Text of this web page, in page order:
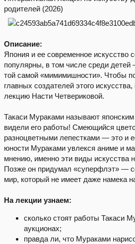
родителей (2026)
Описание:
Япония и ее современное искусство
популярны, в том числе среди детей
той самой «мимимишности». Чтобы
главных создателей этого
лекцию Насти Четвериковой.
Такаси Мураками называют
видели его работы! Смеющийся
разноцветными лепестками — это и
юности Мураками увлекся аниме и
мнению, именно эти виды искусства
Позже он придумал «суперфлэт» —
мир, который не имеет даже намека
На лекции узнаем:
сколько стоят работы Такаси
аукционах;
правда ли, что Мураками